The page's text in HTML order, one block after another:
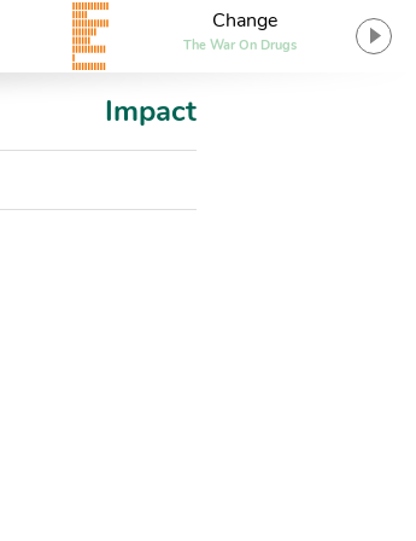
Change
The War On Drugs
Impact